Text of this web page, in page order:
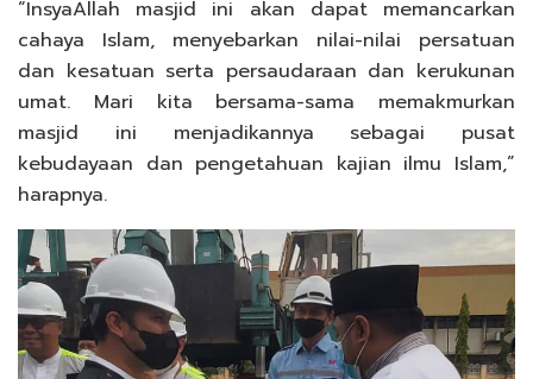
“InsyaAllah masjid ini akan dapat memancarkan
cahaya Islam, menyebarkan nilai-nilai persatuan
dan kesatuan serta persaudaraan dan kerukunan
umat. Mari kita bersama-sama memakmurkan
masjid ini menjadikannya sebagai pusat
kebudayaan dan pengetahuan kajian ilmu Islam,”
harapnya.